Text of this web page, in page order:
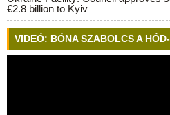
€2.8 billion to Kyiv
VIDEÓ: BÓNA SZABOLCS A